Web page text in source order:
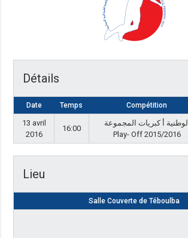
Détails
Date Temps Compétition
13 avril
2016
16:00
الوطنية أ كبريات المجموعة
Play- Off 2015/2016
Lieu
Salle Couverte de Téboulba